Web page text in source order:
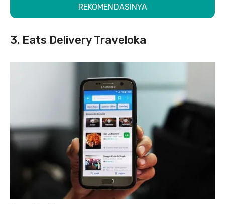
REKOMENDASINYA
3. Eats Delivery Traveloka